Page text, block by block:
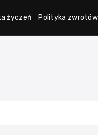
życzeń Polityka zwrotów